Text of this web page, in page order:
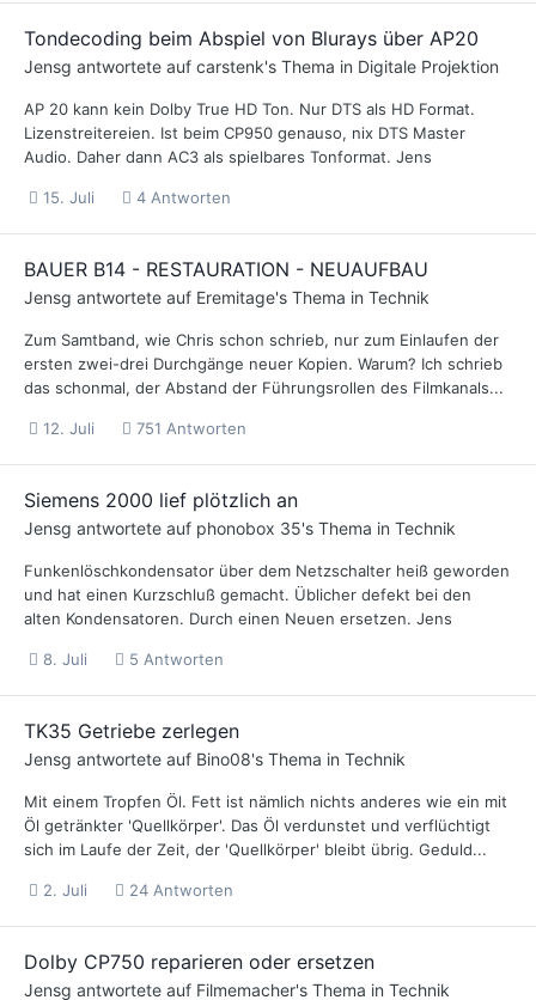
Tondecoding beim Abspiel von Blurays über AP20
Jensg antwortete auf carstenk's Thema in Digitale Projektion
AP 20 kann kein Dolby True HD Ton. Nur DTS als HD Format.
Lizenstreitereien. Ist beim CP950 genauso, nix DTS Master
Audio. Daher dann AC3 als spielbares Tonformat. Jens
15. Juli 4 Antworten
BAUER B14 - RESTAURATION - NEUAUFBAU
Jensg antwortete auf Eremitage's Thema in Technik
Zum Samtband, wie Chris schon schrieb, nur zum Einlaufen der
ersten zwei-drei Durchgänge neuer Kopien. Warum? Ich schrieb
das schonmal, der Abstand der Führungsrollen des Filmkanals...
12. Juli 751 Antworten
Siemens 2000 lief plötzlich an
Jensg antwortete auf phonobox 35's Thema in Technik
Funkenlöschkondensator über dem Netzschalter heiß geworden
und hat einen Kurzschluß gemacht. Üblicher defekt bei den
alten Kondensatoren. Durch einen Neuen ersetzen. Jens
8. Juli 5 Antworten
TK35 Getriebe zerlegen
Jensg antwortete auf Bino08's Thema in Technik
Mit einem Tropfen Öl. Fett ist nämlich nichts anderes wie ein mit
Öl getränkter 'Quellkörper'. Das Öl verdunstet und verflüchtigt
sich im Laufe der Zeit, der 'Quellkörper' bleibt übrig. Geduld...
2. Juli 24 Antworten
Dolby CP750 reparieren oder ersetzen
Jensg antwortete auf Filmemacher's Thema in Technik